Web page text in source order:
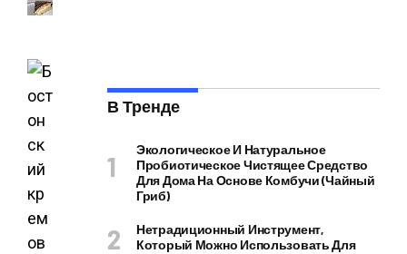
В Тренде
Экологическое И Натуральное
Пробиотическое Чистящее Средство
Для Дома На Основе Комбучи (чайный
Гриб)
Нетрадиционный Инструмент,
Который Можно Использовать Для